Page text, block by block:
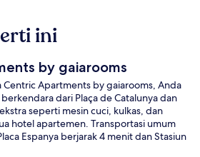
ini
by gaiarooms
Centric Apartments by gaiarooms, Anda
dari Plaça de Catalunya dan
seperti mesin cuci, kulkas, dan
hotel apartemen. Transportasi umum
Espanya berjarak 4 menit dan Stasiun